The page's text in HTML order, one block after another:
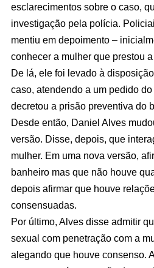
esclarecimentos sobre o caso,
investigação pela polícia.
mentiu em depoimento –
conhecer a mulher que prestou
De lá, ele foi levado à
caso, atendendo a um pedido
decretou a prisão preventiva do
Desde então, Daniel Alves
versão. Disse, depois, que
mulher. Em uma nova versão,
banheiro mas que não houve
depois afirmar que houve
consensuadas.
Por último, Alves disse admitir
sexual com penetração com a
alegando que houve consenso.